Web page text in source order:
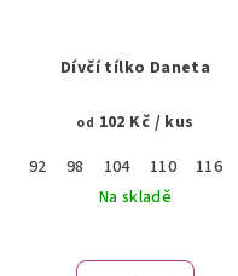
Dívčí tílko Daneta
od 102 Kč / kus
92
98 104 110 116
Na skladě